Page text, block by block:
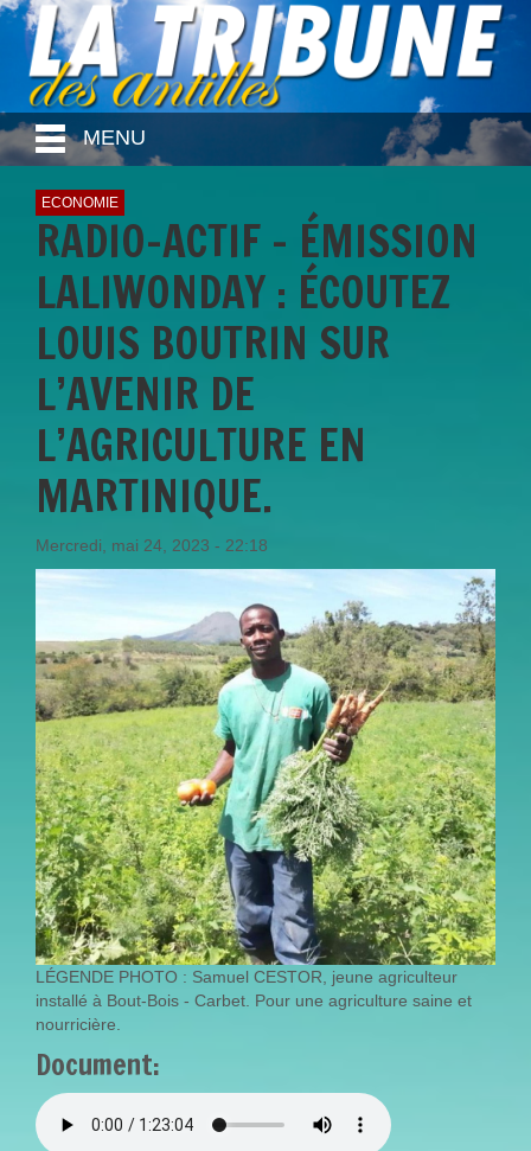
MENU
ECONOMIE
RADIO-ACTIF - ÉMISSION
LALIWONDAY : ÉCOUTEZ
LOUIS BOUTRIN SUR
L’AVENIR DE
L’AGRICULTURE EN
MARTINIQUE.
Mercredi, mai 24, 2023 - 22:18
LÉGENDE PHOTO : Samuel CESTOR, jeune agriculteur
installé à Bout-Bois - Carbet. Pour une agriculture saine et
nourricière.
Document: